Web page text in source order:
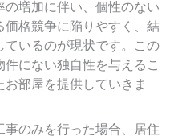
の増加に伴い、個性のない
格競争に陥りやすく、結
いるのが現状です。この
にない独自性を与えるこ
部屋を提供していきま
のみを行った場合、居住